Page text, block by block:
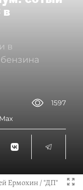
в
в
1597
Ермохин / "ДП"